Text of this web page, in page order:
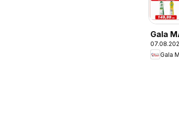
Gala
akcija
Gala